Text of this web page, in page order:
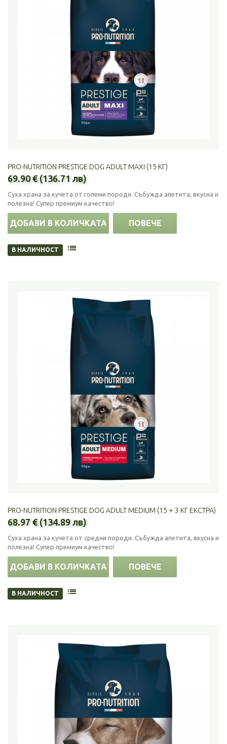
PRO-NUTRITION PRESTIGE DOG ADULT MAXI (15 КГ)
69.90 € (136.71 лв)
Суха храна за кучета от големи породи. Събужда апетита, вкусна и
полезна! Супер премиум качество!
ДОБАВИ В КОЛИЧКАТА ПОВЕЧЕ
В НАЛИЧНОСТ
PRO-NUTRITION PRESTIGE DOG ADULT MEDIUM (15 + 3 КГ ЕКСТРА)
68.97 € (134.89 лв)
Суха храна за кучета от средни породи. Събужда апетита, вкусна и
полезна! Супер премиум качество!
ДОБАВИ В КОЛИЧКАТА ПОВЕЧЕ
В НАЛИЧНОСТ